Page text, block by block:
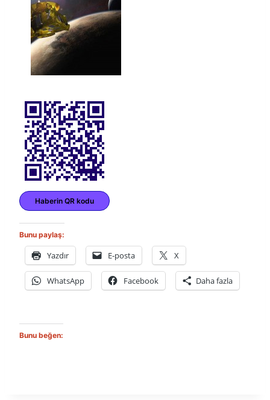
Haberin QR kodu
Bunu paylaş:
Yazdır E-posta X
WhatsApp Facebook Daha fazla
Bunu beğen: